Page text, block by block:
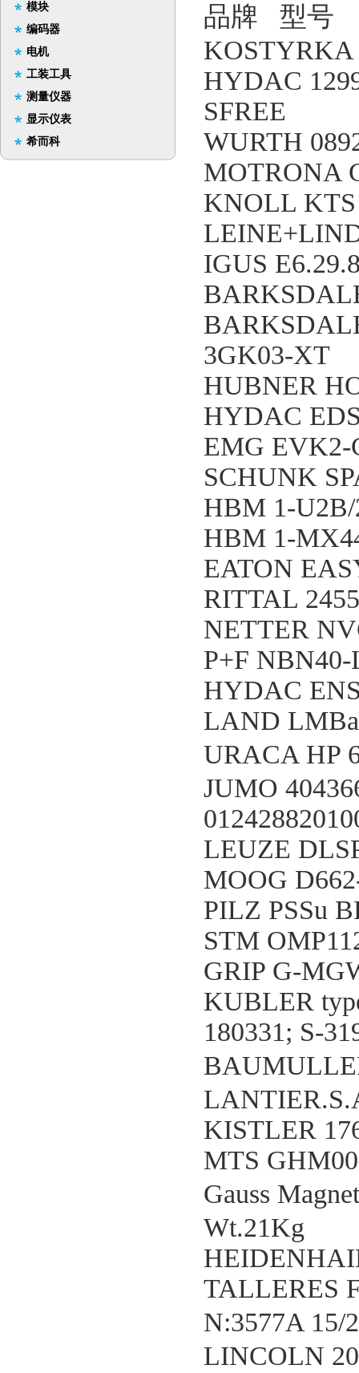
模块
编码器
电机
工装工具
测量仪器
显示仪表
希而科
品牌 型号
KOSTYRKA
HYDAC
SFREE
WURTH
MOTRONA
KNOLL KTS
IGUS
3GK03-XT
HUBNER
HYDAC
EMG EVK2-
SCHUNK
HBM 1-
HBM 1-
EATON
RITTAL
NETTER
P+F
HYDAC
LAND
URACA HP
JUMO
LEUZE
MOOG
PILZ PSSu
STM
GRIP G-
KUBLER
180331; S-
KISTLER
MTS
Gauss
Wt.21Kg
TALLERES
N:3577A 15/
LINCOLN